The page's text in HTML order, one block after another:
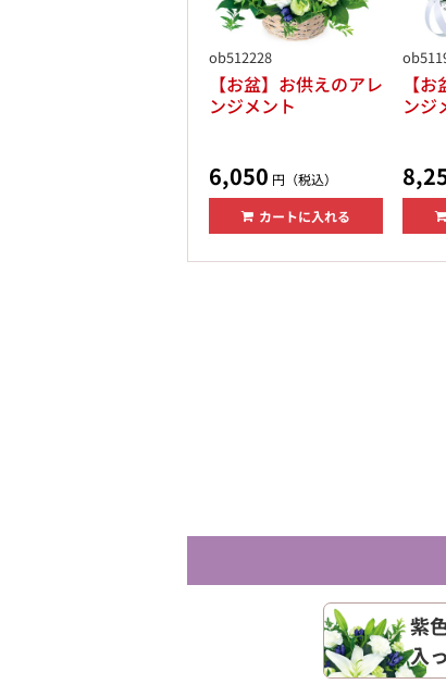
ob512228
【お盆】お供えのアレ
ンジメント
6,050 円（税込）
カートに入れる
【
ンジ
紫
入